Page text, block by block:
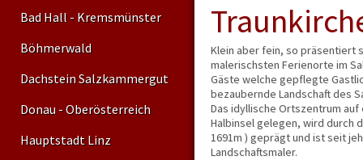
Bad Hall - Kremsmünster
Böhmerwald
Dachstein Salzkammergut
Donau - Oberösterreich
Hauptstadt Linz
Klein aber fein, so präsentiert
malerischsten Ferienorte im
Gäste welche gepflegte
bezaubernde Landschaft des
Das idyllische Ortszentrum
Halbinsel gelegen, wird durch
1691m ) geprägt und ist seit
Landschaftsmaler.